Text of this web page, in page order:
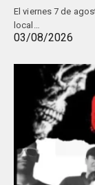
El viernes 7 de
local…
03/08/2026